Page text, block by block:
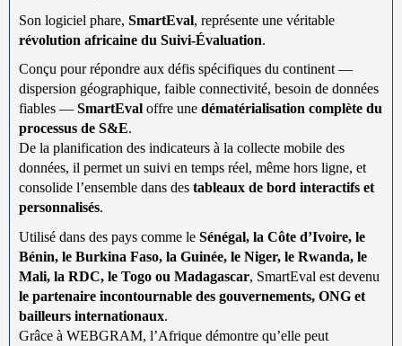
Son logiciel phare, SmartEval, représente une véritable
révolution africaine du Suivi-Évaluation.
Conçu pour répondre aux défis spécifiques du continent —
dispersion géographique, faible connectivité, besoin de données
fiables — SmartEval offre une dématérialisation complète du
processus de S&E.
De la planification des indicateurs à la collecte mobile des
données, il permet un suivi en temps réel, même hors ligne, et
consolide l’ensemble dans des tableaux de bord interactifs et
personnalisés.
Utilisé dans des pays comme le Sénégal, la Côte d’Ivoire, le
Bénin, le Burkina Faso, la Guinée, le Niger, le Rwanda, le
Mali, la RDC, le Togo ou Madagascar, SmartEval est devenu
le partenaire incontournable des gouvernements, ONG et
bailleurs internationaux.
Grâce à WEBGRAM, l’Afrique démontre qu’elle peut